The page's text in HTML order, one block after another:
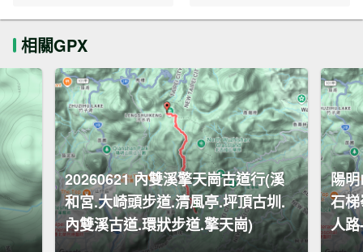
相關GPX
20260621 內雙溪擎天崗古道行(溪
和宮.大崎頭步道.清風亭.坪頂古圳.
內雙溪古道.環狀步道.擎天崗)
陽
石
人